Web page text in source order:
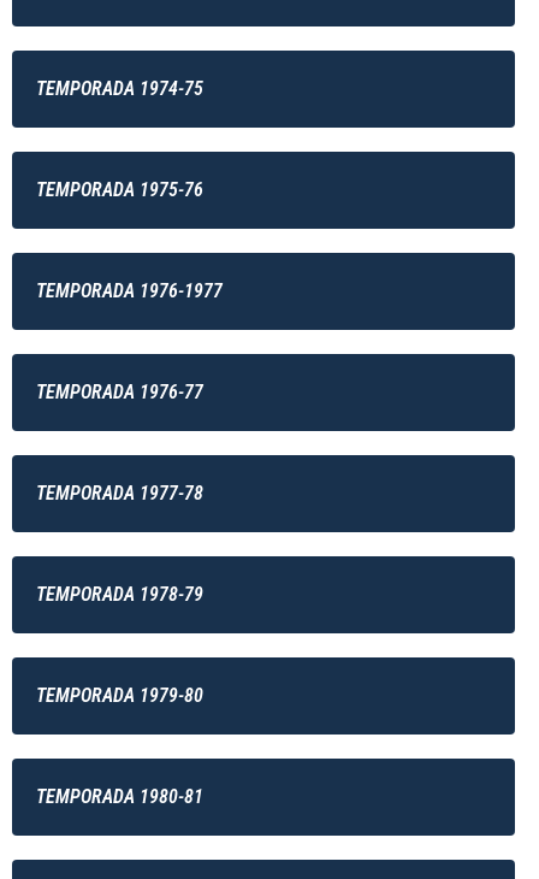
TEMPORADA 1974-75
TEMPORADA 1975-76
TEMPORADA 1976-1977
TEMPORADA 1976-77
TEMPORADA 1977-78
TEMPORADA 1978-79
TEMPORADA 1979-80
TEMPORADA 1980-81